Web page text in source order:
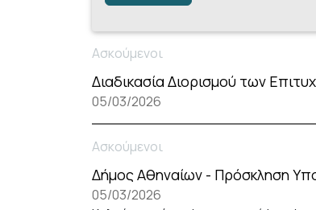
Ασκούμενοι
Διαδικασία Διορισμού των
05/03/2026
Ασκούμενοι
Δήμος Αθηναίων - Πρόσκληση
05/03/2026